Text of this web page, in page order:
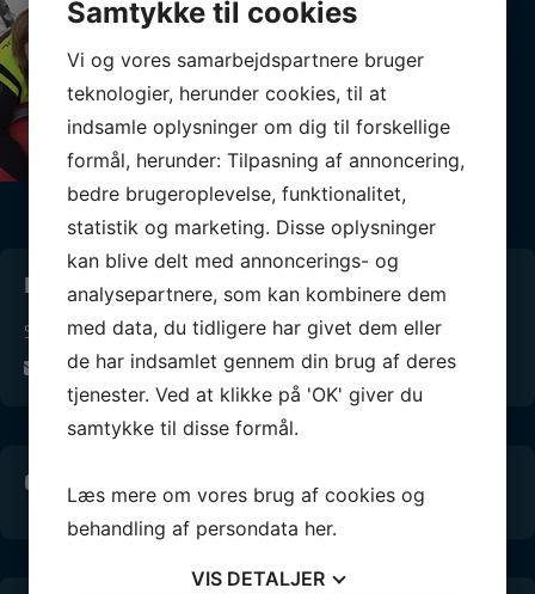
Kontakt os
Sejlklubben Neptun Vejle
info@snv.dk
Conventus medlems-login
Samtykke til cookies
Vi og vores samarbejdspartnere bruger
teknologier, herunder cookies, til at
indsamle oplysninger om dig til forskellige
formål, herunder: Tilpasning af annoncering,
bedre brugeroplevelse, funktionalitet,
statistik og marketing. Disse oplysninger
kan blive delt med annoncerings- og
analysepartnere, som kan kombinere dem
med data, du tidligere har givet dem eller
de har indsamlet gennem din brug af deres
tjenester. Ved at klikke på 'OK' giver du
samtykke til disse formål.
Læs mere om vores brug af cookies og
behandling af persondata her.
VIS DETALJER